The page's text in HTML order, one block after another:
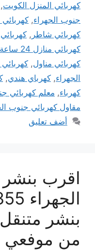
كهربائي المنزل الكويت,
جنوب الجهراء,
كهربائي شاطر ,
كهربائي منازل 24 ساعة
كهربائي مناول,
الجهراء, كهرباي هندي,
كهرباء, معلم كهربائي
مقاول كهربائي جنوب
أضف تعليق
اقرب
بنشر
من موفعي